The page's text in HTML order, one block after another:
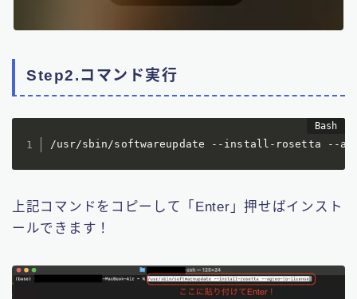
Step2.コマンド実行
/usr/sbin/softwareupdate --install-rosetta --
上記コマンドをコピーして「Enter」押せばインスト
ールできます！